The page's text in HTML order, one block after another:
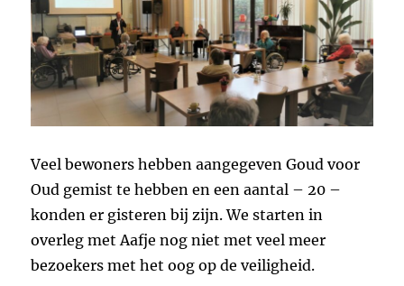
Veel bewoners hebben aangegeven Goud voor
Oud gemist te hebben en een aantal – 20 –
konden er gisteren bij zijn. We starten in
overleg met Aafje nog niet met veel meer
bezoekers met het oog op de veiligheid.